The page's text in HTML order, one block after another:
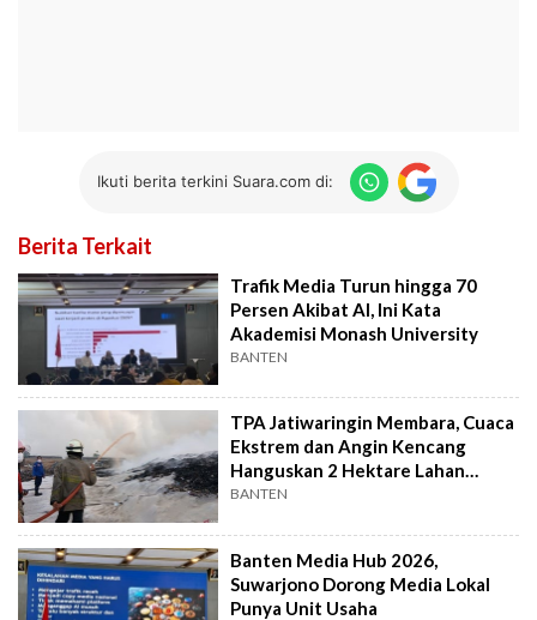
Ikuti berita terkini Suara.com di:
Berita Terkait
Trafik Media Turun hingga 70
Persen Akibat AI, Ini Kata
Akademisi Monash University
BANTEN
TPA Jatiwaringin Membara, Cuaca
Ekstrem dan Angin Kencang
Hanguskan 2 Hektare Lahan
Sampah
BANTEN
Banten Media Hub 2026,
Suwarjono Dorong Media Lokal
Punya Unit Usaha